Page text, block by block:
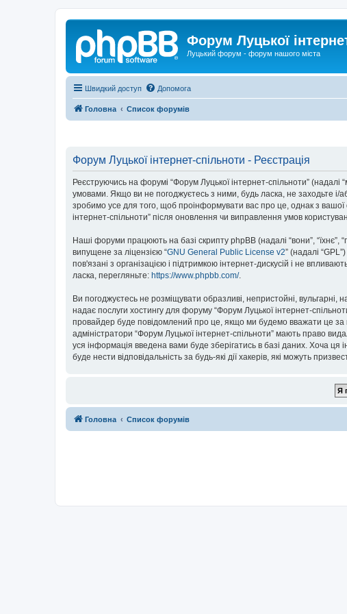
Форум Луцької
Луцький форум - форум нашого міста
Швидкий доступ Допомога
Головна Список форумів
Форум Луцької інтернет-спільноти - Реєстрація
Реєструючись на форумі “Форум Луцької інтернет-спільноти”
умовами. Якщо ви не погоджуєтесь з ними, будь ласка, не заходьте і/
зробимо усе для того, щоб проінформувати вас про це, однак з
інтернет-спільноти” після оновлення чи виправлення умов
Наші форуми працюють на базі скрипту phpBB (надалі “вони”,
випущене за ліцензією “GNU General Public License v2” (надалі
пов'язані з організацією і підтримкою інтернет-дискусій і не
ласка, перегляньте: https://www.phpbb.com/.
Ви погоджуєтесь не розміщувати образливі, непристойні, вульгарні,
надає послуги хостингу для форуму “Форум Луцької інтернет-
провайдер буде повідомлений про це, якщо ми будемо вважати це за
адміністратори “Форум Луцької інтернет-спільноти” мають право
уся інформація введена вами буде зберігатись в базі даних. Хоча ця
буде нести відповідальність за будь-які дії хакерів, які можуть
Головна Список форумів